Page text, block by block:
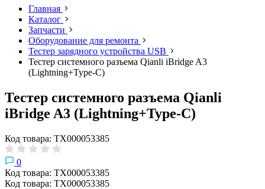
Главная
Каталог
Запчасти
Оборудование для ремонта
Тестер зарядного устройства USB
Тестер системного разъема Qianli iBridge A3
(Lightning+Type-C)
Тестер системного разъема Qianli
iBridge A3 (Lightning+Type-C)
Код товара: ТХ000053385
0
Код товара: ТХ000053385
Код товара: ТХ000053385